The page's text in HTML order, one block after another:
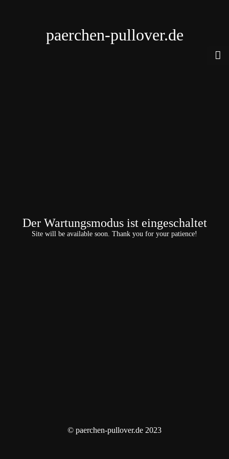
paerchen-pullover.de
Der Wartungsmodus ist eingeschaltet
Site will be available soon. Thank you for your patience!
© paerchen-pullover.de 2023